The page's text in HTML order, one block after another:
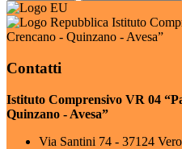
Istituto
Crencano - Quinzano - Avesa”
Contatti
Istituto Comprensivo VR 04
Quinzano - Avesa”
Via Santini 74 - 37124